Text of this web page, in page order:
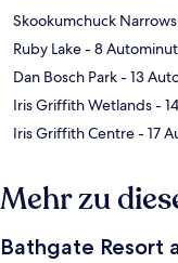
Skookumchuck
Ruby Lake- 8
Dan Bosch Park- 13
Iris Griffith Wetlands-
Iris Griffith Centre- 17
Mehr zu
Bathgate Resort